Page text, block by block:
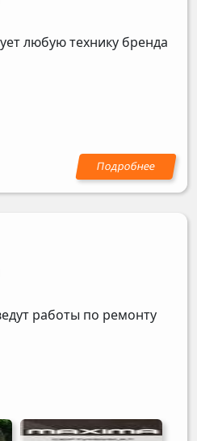
любую технику бренда
работы по ремонту